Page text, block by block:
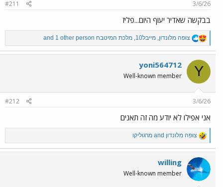
3/6/26
#211
בבקשה שאדיר יעוף היום...פליז
R
e
a
n
צופה מלונדון מייבל10 מלכת המיטבח
Y
yoni564712
Well-known member
3/6/26
#212
אני אפילו לא יודע מה זה תאנים
R
e
a
c
t
i
o
צופה מלונדון מרגוליקו
willing
Well-known member